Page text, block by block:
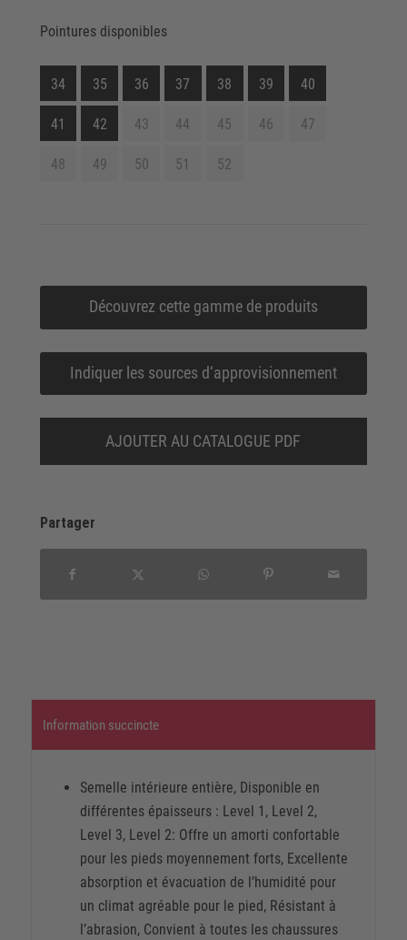
Pointures disponibles
34 35 36 37 38 39 40
41 42 43 44 45 46 47
48 49 50 51 52
Découvrez cette gamme de produits
Indiquer les sources d‘approvisionnement
AJOUTER AU CATALOGUE PDF
Partager
Information succincte
Semelle intérieure entière, Disponible en
différentes épaisseurs : Level 1, Level 2,
Level 3, Level 2: Offre un amorti confortable
pour les pieds moyennement forts, Excellente
absorption et évacuation de l’humidité pour
un climat agréable pour le pied, Résistant à
l’abrasion, Convient à toutes les chaussures